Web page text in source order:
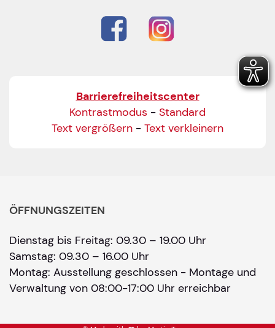
Barrierefreiheitscenter
Kontrastmodus - Standard
Text vergrößern - Text verkleinern
ÖFFNUNGSZEITEN
Dienstag bis Freitag: 09.30 – 19.00 Uhr
Samstag: 09.30 – 16.00 Uhr
Montag: Ausstellung geschlossen - Montage und
Verwaltung von 08:00-17:00 Uhr erreichbar